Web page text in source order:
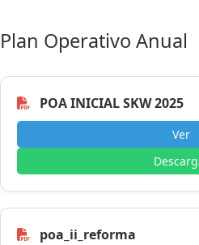
Plan Operativo Anual
POA INICIAL SKW 2025
Ver
poa_ii_reforma